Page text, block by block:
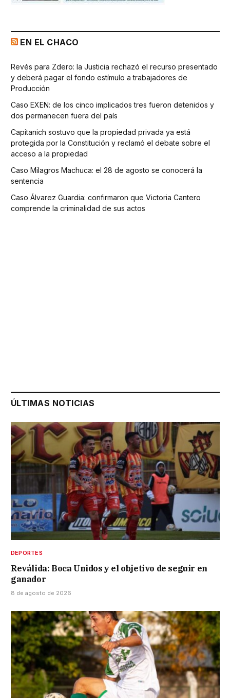
EN EL CHACO
Revés para Zdero: la Justicia rechazó el recurso presentado
y deberá pagar el fondo estímulo a trabajadores de
Producción
Caso EXEN: de los cinco implicados tres fueron detenidos y
dos permanecen fuera del país
Capitanich sostuvo que la propiedad privada ya está
protegida por la Constitución y reclamó el debate sobre el
acceso a la propiedad
Caso Milagros Machuca: el 28 de agosto se conocerá la
sentencia
Caso Álvarez Guardia: confirmaron que Victoria Cantero
comprende la criminalidad de sus actos
ÚLTIMAS NOTICIAS
DEPORTES
Reválida: Boca Unidos y el objetivo de seguir en
ganador
8 de agosto de 2026